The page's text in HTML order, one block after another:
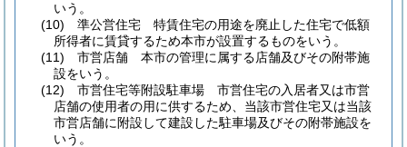
いう。
(10)
準公営住宅 特賃住宅の用途を廃止した住宅で低額
所得者に賃貸するため本市が設置するものをいう。
(11)
市営店舗 本市の管理に属する店舗及びその附帯施
設をいう。
(12)
市営住宅等附設駐車場 市営住宅の入居者又は市営
店舗の使用者の用に供するため、当該市営住宅又は当該
市営店舗に附設して建設した駐車場及びその附帯施設を
いう。